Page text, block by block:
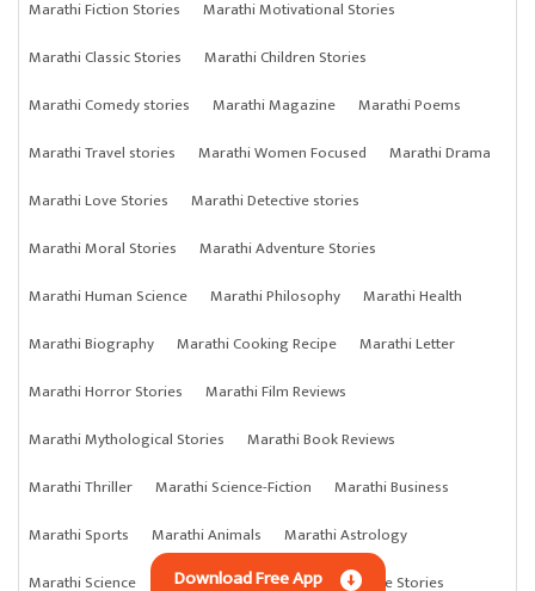
Marathi Fiction Stories
Marathi Motivational Stories
Marathi Classic Stories
Marathi Children Stories
Marathi Comedy stories
Marathi Magazine
Marathi Poems
Marathi Travel stories
Marathi Women Focused
Marathi Drama
Marathi Love Stories
Marathi Detective stories
Marathi Moral Stories
Marathi Adventure Stories
Marathi Human Science
Marathi Philosophy
Marathi Health
Marathi Biography
Marathi Cooking Recipe
Marathi Letter
Marathi Horror Stories
Marathi Film Reviews
Marathi Mythological Stories
Marathi Book Reviews
Marathi Thriller
Marathi Science-Fiction
Marathi Business
Marathi Sports
Marathi Animals
Marathi Astrology
Marathi Science
Marathi Anything Marathi Crime Stories
Download Free App